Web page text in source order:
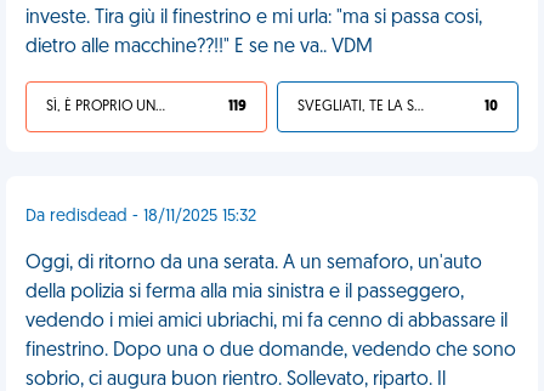
investe. Tira giù il finestrino e mi urla: "ma si passa cosi,
dietro alle macchine??!!" E se ne va.. VDM
SÌ, È PROPRIO UNA VDM! 119 SVEGLIATI, TE LA SEI CERCATA! 10
Da redisdead - 18/11/2025 15:32
Oggi, di ritorno da una serata. A un semaforo, un'auto
della polizia si ferma alla mia sinistra e il passeggero,
vedendo i miei amici ubriachi, mi fa cenno di abbassare il
finestrino. Dopo una o due domande, vedendo che sono
sobrio, ci augura buon rientro. Sollevato, riparto. Il